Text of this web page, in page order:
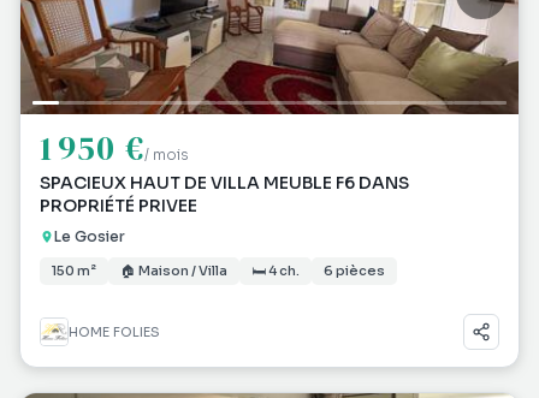
1 950 €/ mois
SPACIEUX HAUT DE VILLA MEUBLE F6 DANS
PROPRIÉTÉ PRIVEE
Le Gosier
150 m² 🏠 Maison / Villa 🛏 4 ch. 6 pièces
HOME FOLIES